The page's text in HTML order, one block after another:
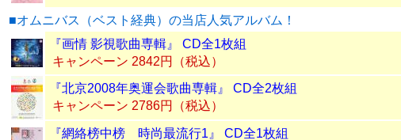
■オムニバス（ベスト経典）の当店人気アルバム！
『画情 影視歌曲専輯』 CD全1枚組
キャンペーン 2842円（税込）
『北京2008年奥運会歌曲専輯』 CD全2枚組
キャンペーン 2786円（税込）
『網絡榜中榜 時尚最流行1』 CD全1枚組